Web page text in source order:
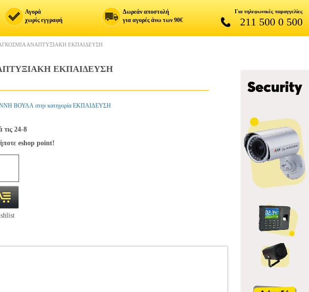
Αγορά
χωρίς εγγραφή
Δωρεάν αποστολή
για αγορές άνω των 90€
Για τηλεφωνικές παραγγελίες
211 500 0 500
ΑΝΑΠΤΥΞΙΑΚΗ ΕΚΠΑΙΔΕΥΣΗ
ΕΚΠΑΙΔΕΥΣΗ
ΒΟΥΛΑ στην κατηγορία ΕΚΠΑΙΔΕΥΣΗ
τις 24-8
eshop point!